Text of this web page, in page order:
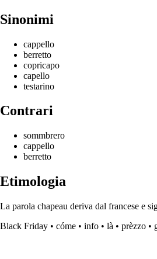
Sinonimi
cappello
berretto
copricapo
capello
testarino
Contrari
sommbrero
cappello
berretto
Etimologia
La parola chapeau deriva dal francese e
Black Friday • cóme • info • là • prèzzo •